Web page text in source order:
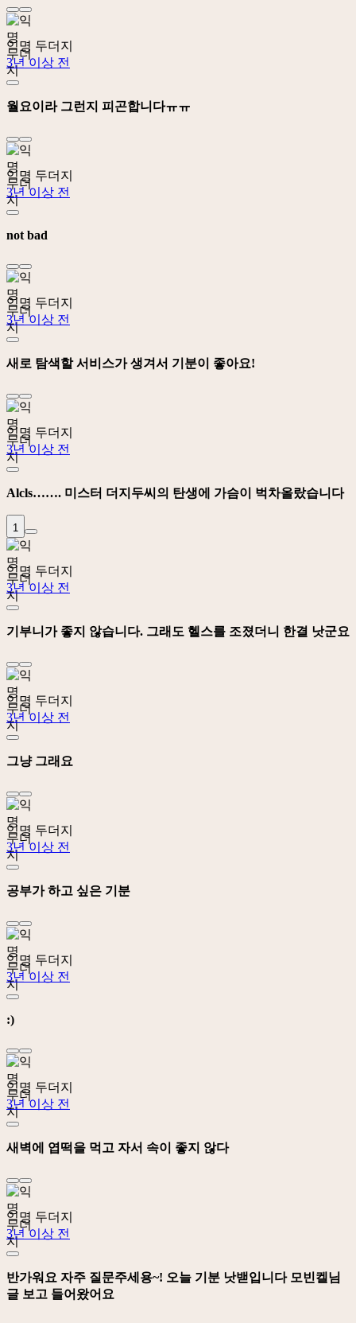
익명 두더지
3년 이상 전
월요이라 그런지 피곤합니다ㅠㅠ
익명 두더지
3년 이상 전
not bad
익명 두더지
3년 이상 전
새로 탐색할 서비스가 생겨서 기분이 좋아요!
익명 두더지
3년 이상 전
Alcls……. 미스터 더지두씨의 탄생에 가슴이 벅차올랐습니다
1
익명 두더지
3년 이상 전
기부니가 좋지 않습니다. 그래도 헬스를 조졌더니 한결 낫군요
익명 두더지
3년 이상 전
그냥 그래요
익명 두더지
3년 이상 전
공부가 하고 싶은 기분
익명 두더지
3년 이상 전
:)
익명 두더지
3년 이상 전
새벽에 엽떡을 먹고 자서 속이 좋지 않다
익명 두더지
3년 이상 전
반가워요 자주 질문주세용~! 오늘 기분 낫밷입니다 모빈켈님
글 보고 들어왔어요